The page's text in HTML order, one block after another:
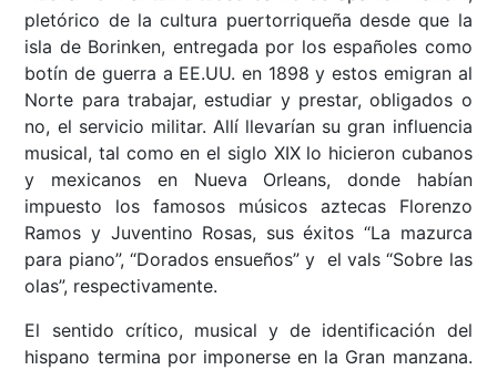
pletórico de la cultura puertorriqueña desde que la
isla de Borinken, entregada por los españoles como
botín de guerra a EE.UU. en 1898 y estos emigran al
Norte para trabajar, estudiar y prestar, obligados o
no, el servicio militar. Allí llevarían su gran influencia
musical, tal como en el siglo XIX lo hicieron cubanos
y mexicanos en Nueva Orleans, donde habían
impuesto los famosos músicos aztecas Florenzo
Ramos y Juventino Rosas, sus éxitos “La mazurca
para piano”, “Dorados ensueños” y el vals “Sobre las
olas”, respectivamente.
El sentido crítico, musical y de identificación del
hispano termina por imponerse en la Gran manzana.